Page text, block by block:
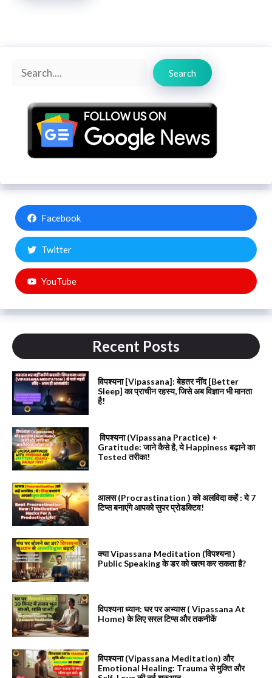
Search
Search
Facebook
Twitter
YouTube
Recent Posts
विपश्यना [Vipassana]: बेहतर नींद [Better
Sleep] का प्राचीन रहस्य, जिसे अब विज्ञान भी मानता
है!
विपश्यना (Vipassana Practice) +
Gratitude: जाने कैसे है, ये Happiness बढ़ाने का
Tested तरीका!
आलस (Procrastination ) को अलविदा कहें : ये 7
टिप्स बनाएंगे आपको सुपर प्रोडक्टिव!
क्या Vipassana Meditation (विपश्यना )
Public Speaking के डर को खत्म कर सकता है?
विपश्यना ध्यान: घर पर अभ्यास ( Vipassana At
Home) के लिए सरल टिप्स और तकनीकें
विपश्यना (Vipassana Meditation) और
Emotional Healing: Trauma से मुक्ति और